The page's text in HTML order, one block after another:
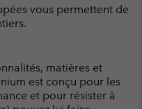
vous permettent de
matières et
est conçu pour les
et pour résister à